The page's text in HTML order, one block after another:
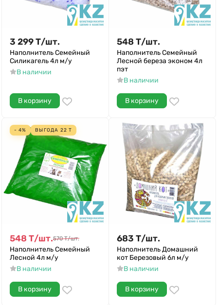
3 299Т/шт.
Наполнитель Семейный
Силикагель 4л м/у
В наличии
В корзину
548 Т/шт.
Наполнитель Семейный
Лесной береза эконом 4л
пэт
В наличии
В корзину
- 4% ВЫГОДА 22 Т
548 Т/шт.570 Т/шт.
Наполнитель Семейный
Лесной 4л м/у
В наличии
В корзину
683 Т/шт.
Наполнитель Домашний
кот Березовый 6л м/у
В наличии
В корзину